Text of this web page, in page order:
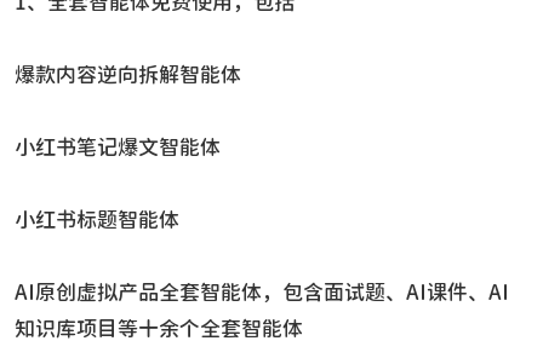
爆款内容逆向拆解智能体
小红书笔记爆文智能体
小红书标题智能体
AI原创虚拟产品全套智能体，包含面试题、AI课件、AI
知识库项目等十余个全套智能体